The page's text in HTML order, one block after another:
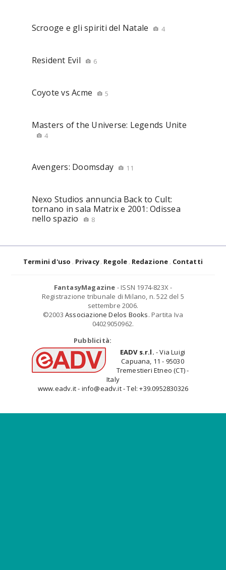
Scrooge e gli spiriti del Natale 4
Resident Evil 6
Coyote vs Acme 5
Masters of the Universe: Legends Unite
4
Avengers: Doomsday 11
Nexo Studios annuncia Back to Cult:
tornano in sala Matrix e 2001: Odissea
nello spazio
8
Termini d'uso Privacy Regole Redazione Contatti
FantasyMagazine - ISSN 1974-823X -
Registrazione tribunale di Milano, n. 522 del 5
settembre 2006.
©2003 Associazione Delos Books. Partita Iva
04029050962.
Pubblicità:
EADV s.r.l. - Via Luigi
Capuana, 11 - 95030
Tremestieri Etneo (CT) -
Italy
www.eadv.it - info@eadv.it - Tel: +39.0952830326